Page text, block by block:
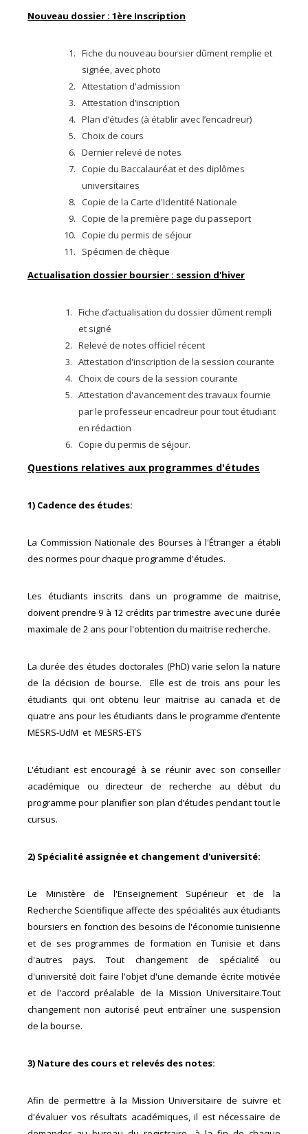
Nouveau dossier : 1ère Inscription
Fiche du nouveau boursier dûment remplie et
signée, avec photo
Attestation d'admission
Attestation d’inscription
Plan d’études (à établir avec l’encadreur)
Choix de cours
Dernier relevé de notes
Copie du Baccalauréat et des diplômes
universitaires
Copie de la Carte d'Identité Nationale
Copie de la première page du passeport
Copie du permis de séjour
Spécimen de chèque
Actualisation dossier boursier : session d'hiver
Fiche d’actualisation du dossier dûment rempli
et signé
Relevé de notes officiel récent
Attestation d'inscription de la session courante
Choix de cours de la session courante
Attestation d'avancement des travaux fournie
par le professeur encadreur pour tout étudiant
en rédaction
Copie du permis de séjour.
Questions relatives aux programmes d'études
1) Cadence des études:
La Commission Nationale des Bourses à l'Étranger a établi
des normes pour chaque programme d'études.
Les étudiants inscrits dans un programme de maitrise,
doivent prendre 9 à 12 crédits par trimestre avec une durée
maximale de 2 ans pour l'obtention du maitrise recherche.
La durée des études doctorales (PhD) varie selon la nature
de la décision de bourse. Elle est de trois ans pour les
étudiants qui ont obtenu leur maitrise au canada et de
quatre ans pour les étudiants dans le programme d’entente
MESRS-UdM et MESRS-ETS
L'étudiant est encouragé à se réunir avec son conseiller
académique ou directeur de recherche au début du
programme pour planifier son plan d’études pendant tout le
cursus.
2) Spécialité assignée et changement d'université:
Le Ministère de l'Enseignement Supérieur et de la
Recherche Scientifique affecte des spécialités aux étudiants
boursiers en fonction des besoins de l'économie tunisienne
et de ses programmes de formation en Tunisie et dans
d'autres pays. Tout changement de spécialité ou
d'université doit faire l'objet d'une demande écrite motivée
et de l'accord préalable de la Mission Universitaire.Tout
changement non autorisé peut entraîner une suspension
de la bourse.
3) Nature des cours et relevés des notes:
Afin de permettre à la Mission Universitaire de suivre et
d'évaluer vos résultats académiques, il est nécessaire de